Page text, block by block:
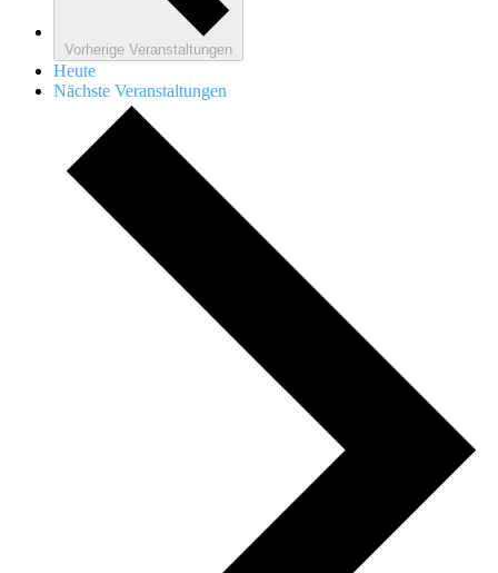
Vorherige Veranstaltungen
Heute
Nächste Veranstaltungen